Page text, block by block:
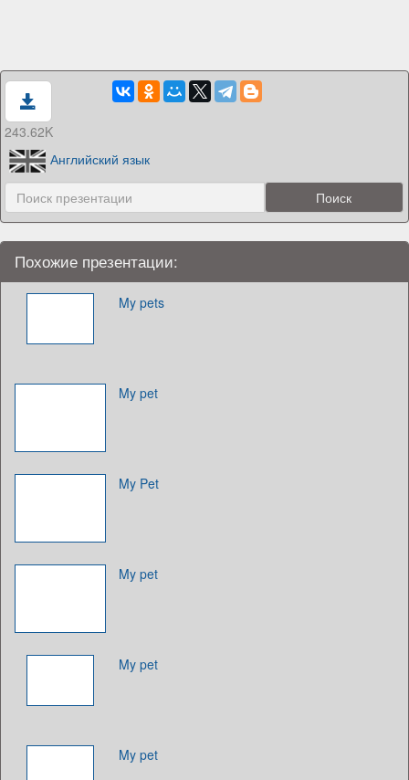
243.62K
Английский язык
Похожие презентации:
My pets
My pet
My Pet
My pet
My pet
My pet